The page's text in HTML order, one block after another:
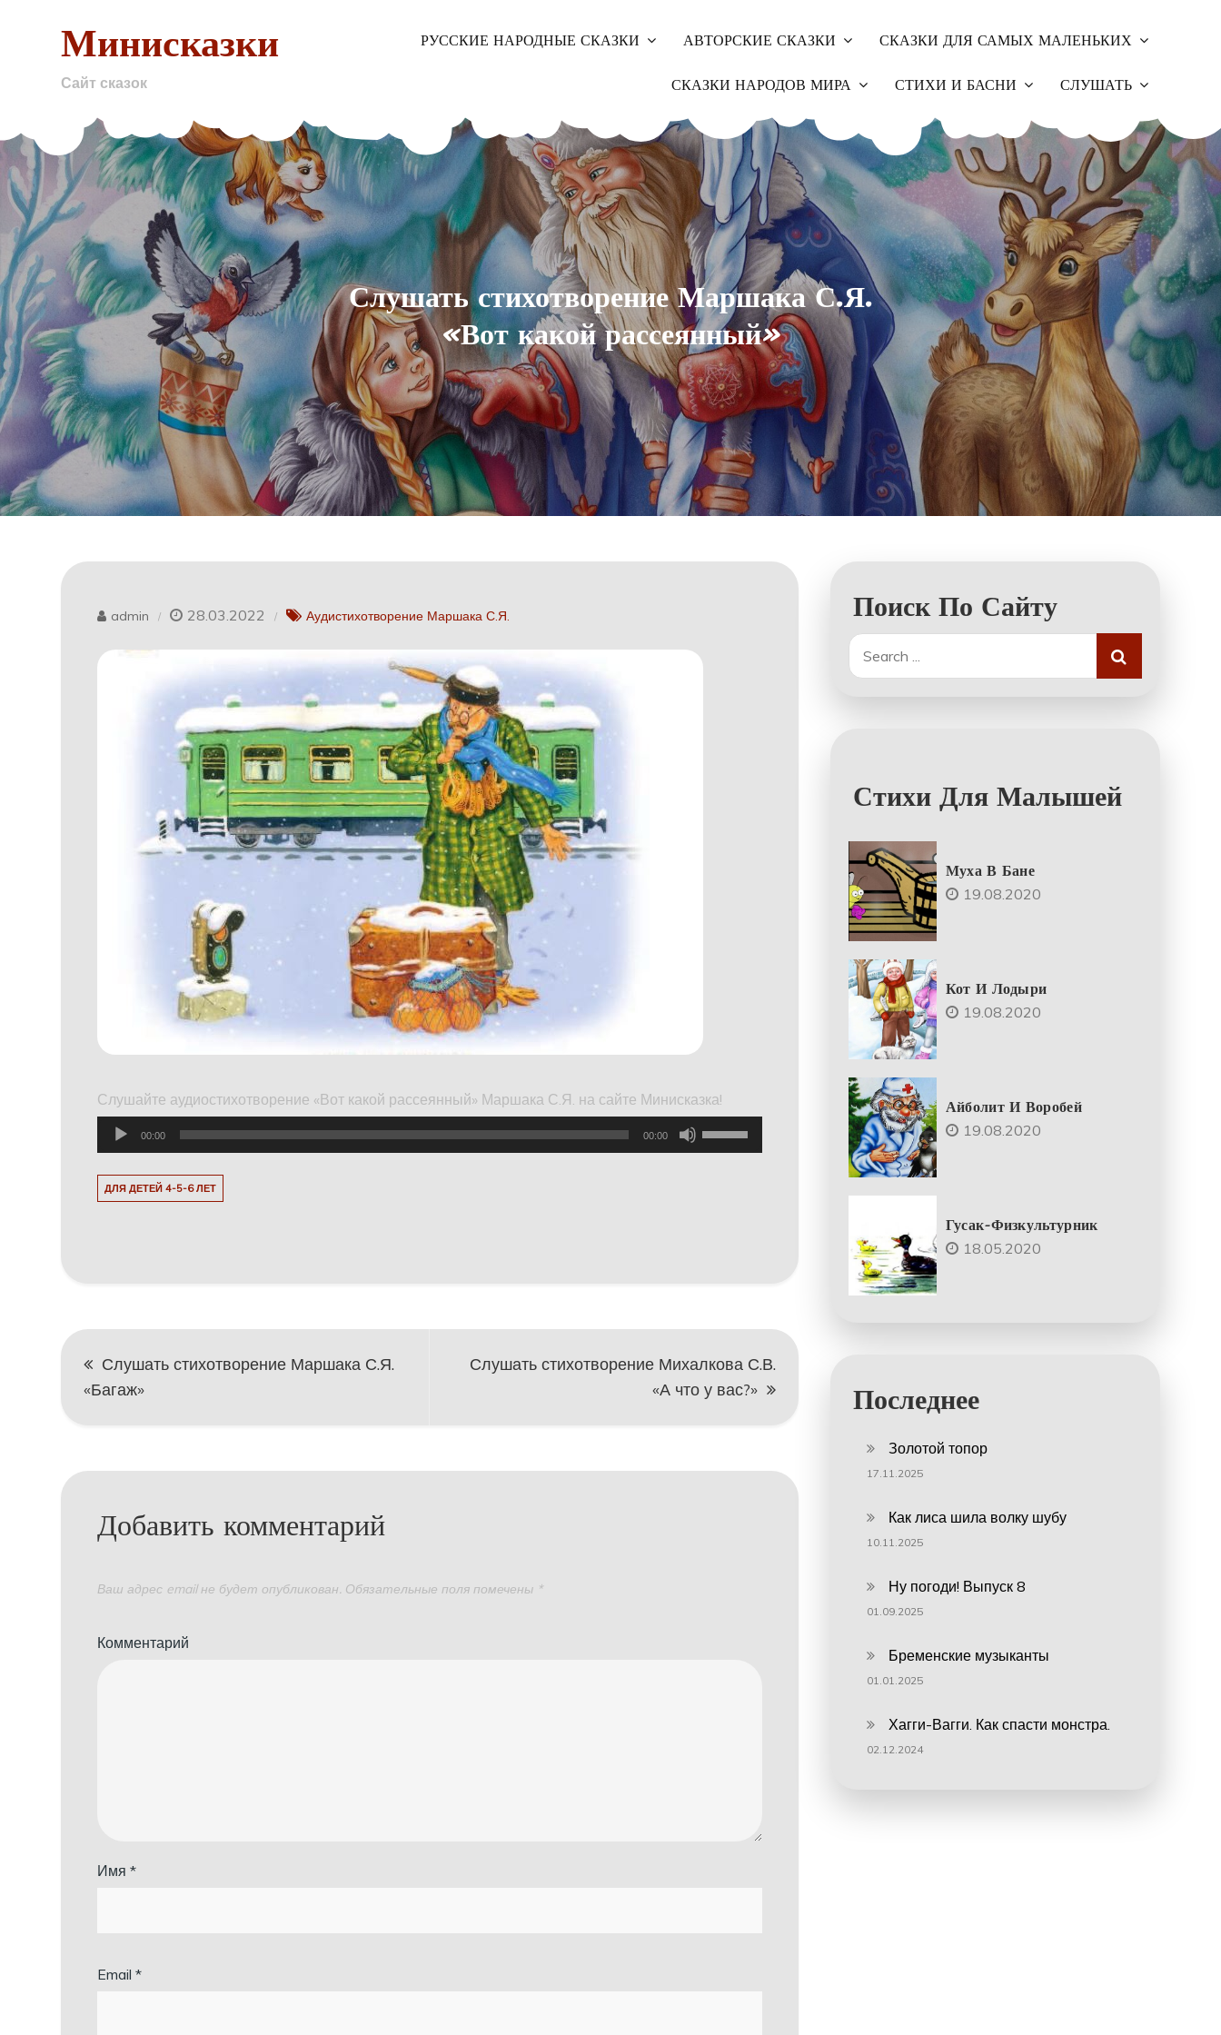
Минисказки
Сайт сказок
РУССКИЕ НАРОДНЫЕ СКАЗКИ АВТОРСКИЕ СКАЗКИ СКАЗКИ ДЛЯ САМЫХ МАЛЕНЬКИХ
СКАЗКИ НАРОДОВ МИРА СТИХИ И БАСНИ СЛУШАТЬ
Слушать стихотворение Маршака С.Я.
«Вот какой рассеянный»
admin 28.03.2022 Аудистихотворение Маршака С.Я.
Слушайте аудиостихотворение «Вот какой рассеянный» Маршака С.Я. на сайте Минисказка!
Аудиоплеер
00:00 00:00
Используйте
клавиши
громкость.
ДЛЯ ДЕТЕЙ 4-5-6 ЛЕТ
Навигация
по
записям
Слушать стихотворение Маршака С.Я.
«Багаж»
Слушать стихотворение Михалкова С.В.
«А что у вас?»
Добавить комментарий
Ваш адрес email не будет опубликован. Обязательные поля помечены *
Комментарий
Имя*
Email*
Поиск По Сайту
Search
for:
Стихи Для Малышей
Муха В Бане
19.08.2020
Кот И Лодыри
19.08.2020
Айболит И Воробей
19.08.2020
Гусак-Физкультурник
18.05.2020
Последнее
Золотой топор
17.11.2025
Как лиса шила волку шубу
10.11.2025
Ну погоди! Выпуск 8
01.09.2025
Бременские музыканты
01.01.2025
Хагги-Вагги. Как спасти монстра.
02.12.2024